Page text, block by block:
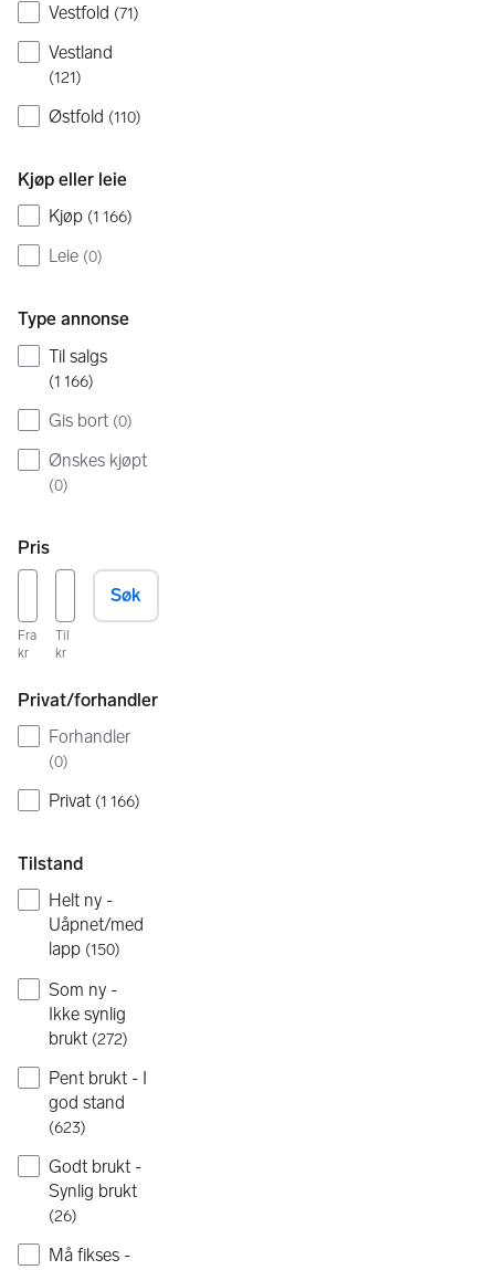
Vestfold (71)
Vestland
(121)
Østfold (110)
Kjøp eller leie
Kjøp (1 166)
Leie (0)
Type annonse
Til salgs
(1 166)
Gis bort (0)
Ønskes kjøpt
(0)
Pris
Fra
kr
Til
kr
Søk
Privat/forhandler
Forhandler
(0)
Privat (1 166)
Tilstand
Helt ny -
Uåpnet/med
lapp (150)
Som ny -
Ikke synlig
brukt (272)
Pent brukt - I
god stand
(623)
Godt brukt -
Synlig brukt
(26)
Må fikses -